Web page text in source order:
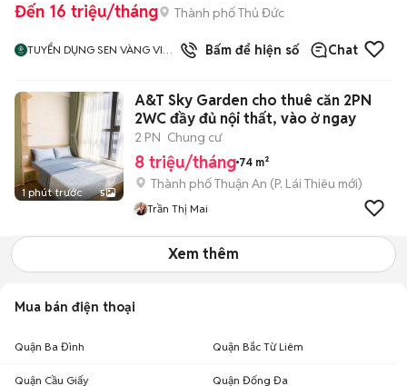
Đến 16 triệu/tháng Thành phố Thủ Đức
TUYỂN DỤNG SEN VÀNG VIỆT
Bấm để hiện số Chat
1 phút trước 5
A&T Sky Garden cho thuê căn 2PN
2WC đầy đủ nội thất, vào ở ngay
2 PN Chung cư
8 triệu/tháng 74 m²
Thành phố Thuận An (P. Lái Thiêu mới)
Trần Thị Mai
Xem thêm
Mua bán điện thoại
Quận Ba Đình Quận Bắc Từ Liêm
Quận Cầu Giấy Quận Đống Đa